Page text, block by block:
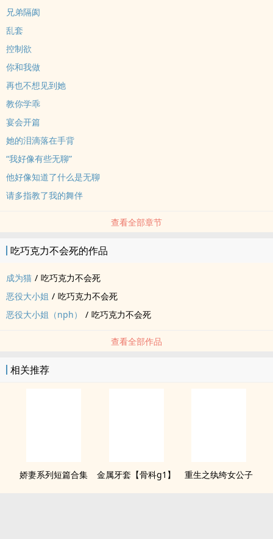
兄弟隔阂
乱套
控制欲
你和我做
再也不想见到她
教你学乖
宴会开篇
她的泪滴落在手背
“我好像有些无聊”
他好像知道了什么是无聊
请多指教了我的舞伴
查看全部章节
吃巧克力不会死的作品
成为猫 / 吃巧克力不会死
恶役大小姐 / 吃巧克力不会死
恶役大小姐（nph）
/ 吃巧克力不会死
查看全部作品
相关推荐
娇妻系列短篇合集 金属牙套【骨科g1】 重生之纨绔女公子